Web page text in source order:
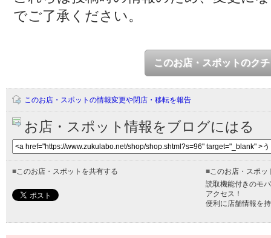
でご了承ください。
このお店・スポットのク
このお店・スポットの情報変更や閉店・移転を報告
お店・スポット情報をブログにはる
■このお店・スポットを共有する ■このお店・スポッ
読取機能付きのモ
アクセス！
便利に店舗情報を